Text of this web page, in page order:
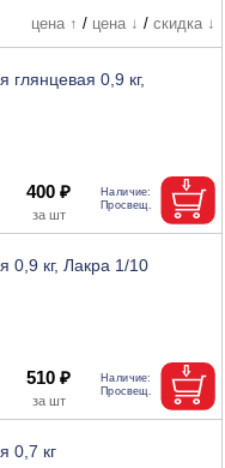
цена ↑ / цена ↓ / скидка ↓
0,9 кг,
400 ₽
кг, Лакра 1/10
510 ₽
0,7 кг